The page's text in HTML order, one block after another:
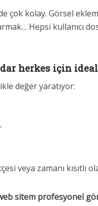
çok kolay. Görsel
Hepsi kullanıcı
herkes için ideal
değer yaratıyor:
veya zamanı kısıtlı
sitem profesyonel